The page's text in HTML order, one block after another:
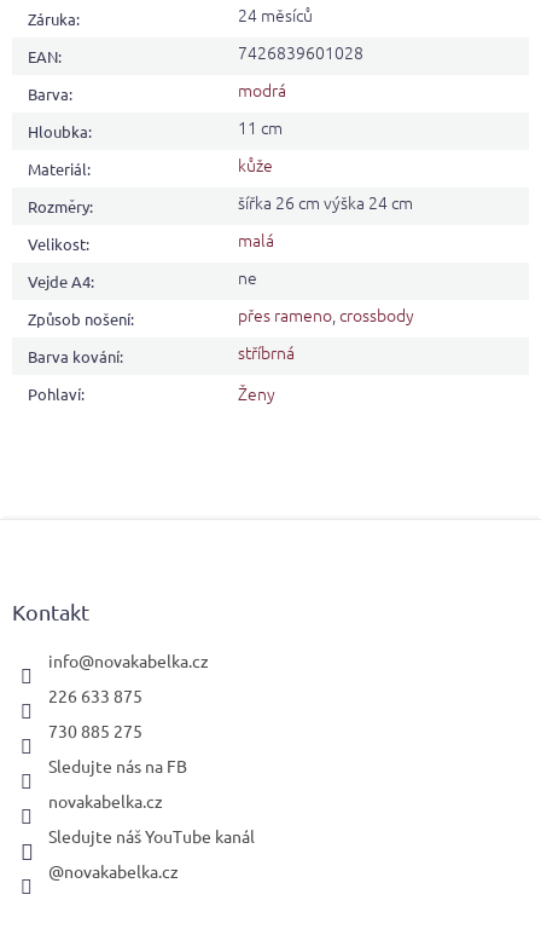
Záruka: 24 měsíců
EAN: 7426839601028
Barva: modrá
Hloubka: 11 cm
Materiál: kůže
Rozměry: šířka 26 cm výška 24 cm
Velikost: malá
Vejde A4: ne
Způsob nošení: přes rameno,crossbody
Barva kování: stříbrná
Pohlaví: Ženy
Kontakt
info@novakabelka.cz
226 633 875
730 885 275
Sledujte nás na FB
novakabelka.cz
Sledujte náš YouTube kanál
@novakabelka.cz